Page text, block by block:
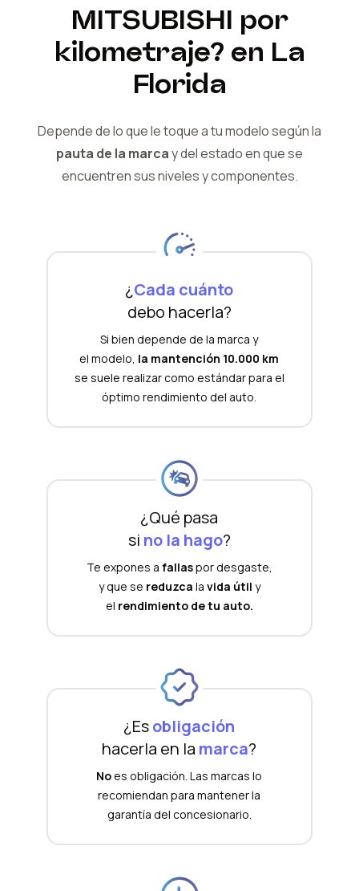
MITSUBISHI por
kilometraje? en La
Florida
Depende de lo que le toque a tu modelo según la
pauta de la marcay delestado en que se
encuentren sus niveles y componentes.
¿Cada cuánto
debo hacerla?
Si bien depende de la marca y
el modelo, la mantención 10.000 km
se suele realizar como estándar para el
óptimo rendimiento del auto.
¿Qué pasa
si no la hago?
Te expones a fallaspor desgaste,
y que se reduzca la vida útil y
el rendimiento de tu auto.
¿Esobligación
hacerla en la marca?
Noes obligación. Las marcas lo
recomiendan para mantener la
garantía del concesionario.